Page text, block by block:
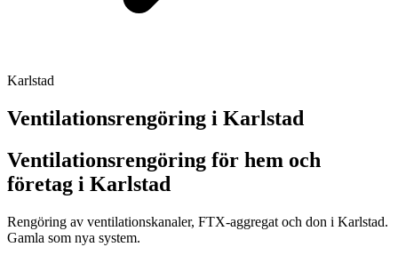
Karlstad
Ventilationsrengöring i Karlstad
Ventilationsrengöring för hem och
företag i Karlstad
Rengöring av ventilationskanaler, FTX-aggregat och don i Karlstad.
Gamla som nya system.